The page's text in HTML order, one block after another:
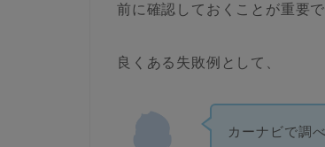
前に確認しておくことが重要で
良くある失敗例として、
カーナビで調